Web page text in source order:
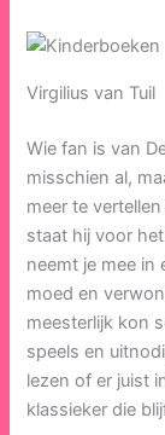
Virgilius van Tuil
Wie fan is van
misschien al,
meer te
staat hij voor
neemt je mee in
moed en
meesterlijk kon
speels en
lezen of er juist
klassieker die